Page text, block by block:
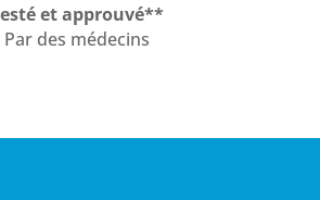
et approuvé**
Par des médecins